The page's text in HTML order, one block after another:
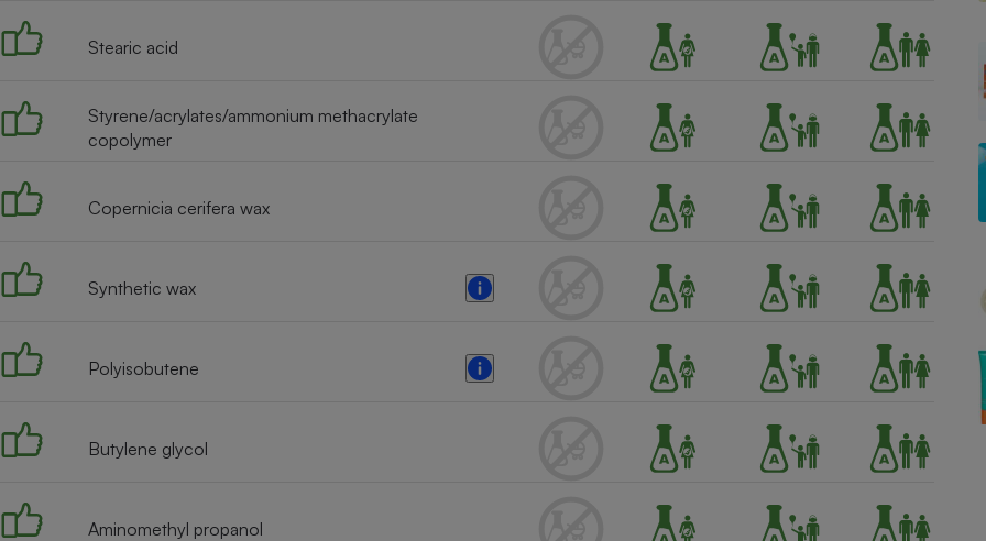
Stearic acid
Styrene/acrylates/ammonium methacrylate
copolymer
Copernicia cerifera wax
Synthetic wax
Polyisobutene
Butylene glycol
Aminomethyl propanol
Plaque de cuisson à
Four encastrable
Aspirateur
numérique
Lessive